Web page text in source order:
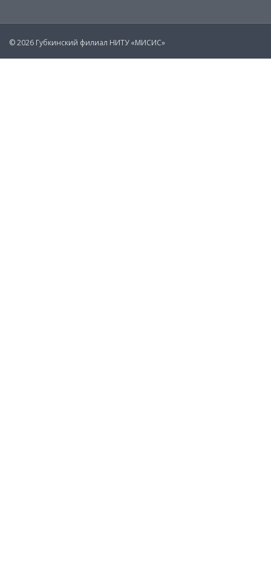
© 2026 Губкинский филиал НИТУ «МИСИС»